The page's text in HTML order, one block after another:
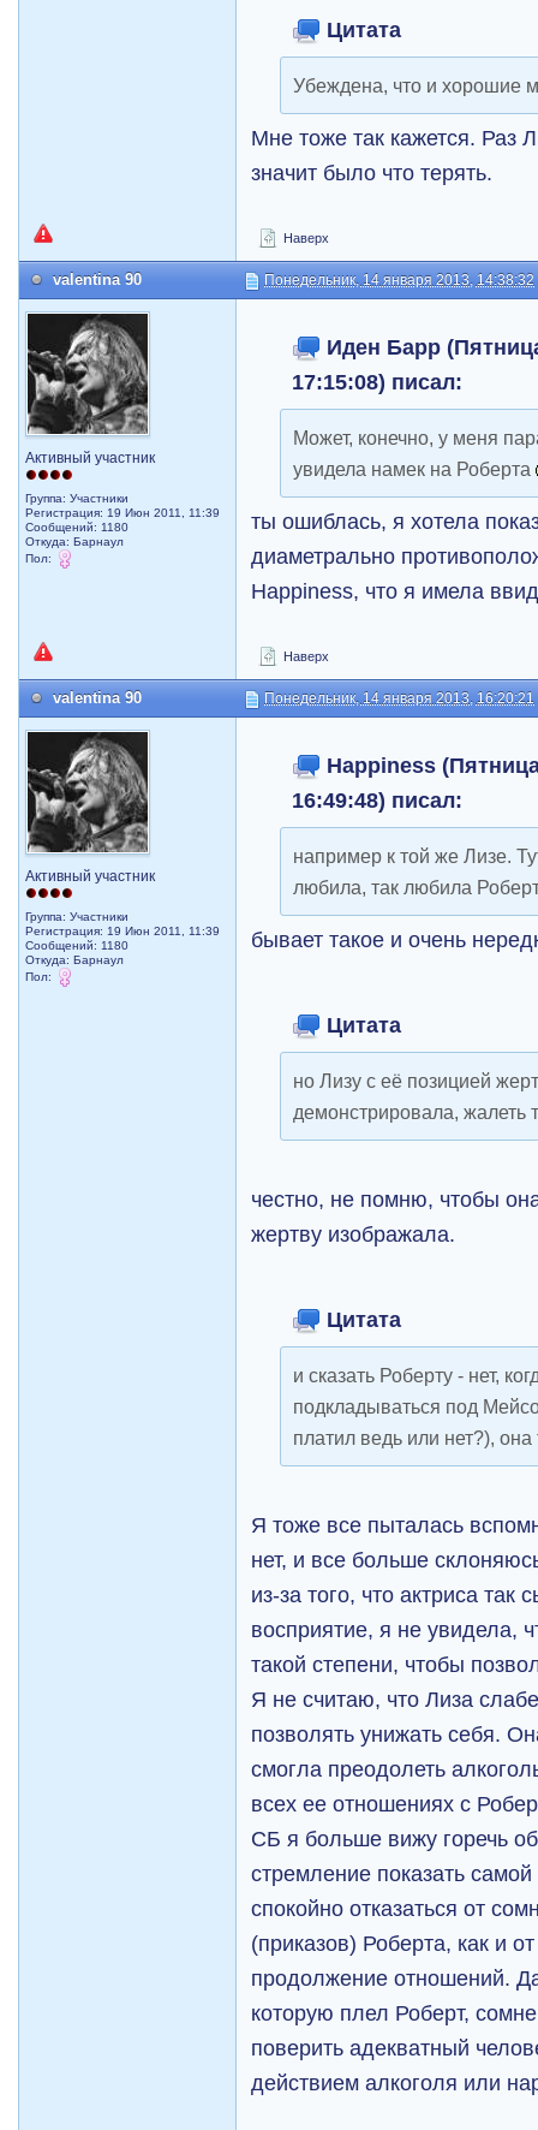
Цитата
Убеждена, что и хорошие
Мне тоже так кажется. Раз
значит было что терять.
Наверх
valentina 90 Понедельник, 14 января 2013, 14:38:32
Активный участник
Группа: Участники
Регистрация: 19 Июн 2011, 11:39
Сообщений: 1180
Откуда: Барнаул
Пол:
Иден Барр
17:15:08) писал:
Может, конечно, у меня
увидела намек на Роберта
ты ошиблась, я хотела
диаметрально
Happiness, что я имела
Наверх
valentina 90 Понедельник, 14 января 2013, 16:20:21
Активный участник
Группа: Участники
Регистрация: 19 Июн 2011, 11:39
Сообщений: 1180
Откуда: Барнаул
Пол:
Happiness
16:49:48) писал:
например к той же Лизе.
любила, так любила
бывает такое и очень
Цитата
но Лизу с её позицией
демонстрировала, жалеть
честно, не помню, чтобы
жертву изображала.
Цитата
и сказать Роберту - нет,
подкладываться под
платил ведь или нет?),
Я тоже все пыталась
нет, и все больше
из-за того, что актриса
восприятие, я не увидела,
такой степени, чтобы
Я не считаю, что Лиза
позволять унижать себя.
смогла преодолеть
всех ее отношениях с
СБ я больше вижу горечь
стремление показать
спокойно отказаться от
(приказов) Роберта, как и
продолжение отношений.
которую плел Роберт,
поверить адекватный
действием алкоголя или